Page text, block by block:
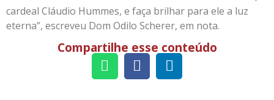
cardeal Cláudio Hummes, e faça brilhar para ele a luz
eterna”, escreveu Dom Odilo Scherer, em nota.
Compartilhe esse conteúdo